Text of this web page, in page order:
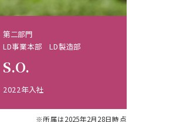
第二部門
LD事業本部 LD製造部
S.O.
2022年入社
※所属は2025年2月28日時点